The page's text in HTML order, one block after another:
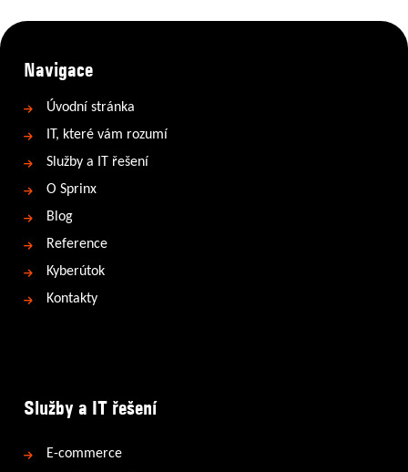
Navigace
Úvodní stránka
IT, které vám rozumí
Služby a IT řešení
O Sprinx
Blog
Reference
Kyberútok
Kontakty
Služby a IT řešení
E-commerce